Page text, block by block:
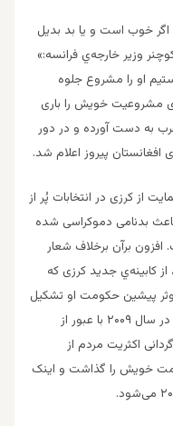
اگر خوب است و یا بد بدیل
وزیر خارجه‌ي فرانسه:»
او را مشروع جلوه
مشروعیت خویش را باری
به دست آورده و در دور
پیروز اعلام شد.
از کرزی در انتخابات پُر از
بدنامی دموکراسی شده
برآن برخلاف شعار
کابینه‌ي جدید کرزی که
پيشين حکومت او تشکیل
می دهند، حمایت نمود. بدین ترتیب کرزی در سال ۲۰۰۹ با عبور از
اکثریت مردم از
خویش را گذاشت و اینک